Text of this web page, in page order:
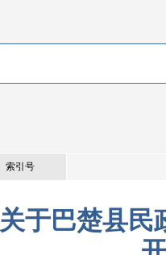
索引号
关于巴楚县民